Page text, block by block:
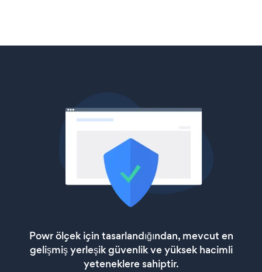
Powr ölçek için tasarlandığından, mevcut en
gelişmiş yerleşik güvenlik ve yüksek hacimli
yeteneklere sahiptir.